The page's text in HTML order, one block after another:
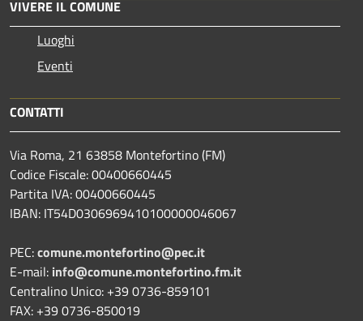
VIVERE IL COMUNE
Luoghi
Eventi
CONTATTI
Via Roma, 21 63858 Montefortino (FM)
Codice Fiscale: 00400660445
Partita IVA: 00400660445
IBAN: IT54D0306969410100000046067
PEC:comune.montefortino@pec.it
E-mail: info@comune.montefortino.fm.it
Centralino Unico: +39 0736-859101
FAX: +39 0736-850019